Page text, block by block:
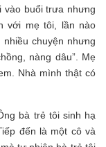
vào buổi trưa nhưng
với mẹ tôi, lần nào
chuyện nhưng
nàng dâu”. Mẹ
Nhà mình thật có
bà trẻ tôi sinh hạ
đến là một cô và